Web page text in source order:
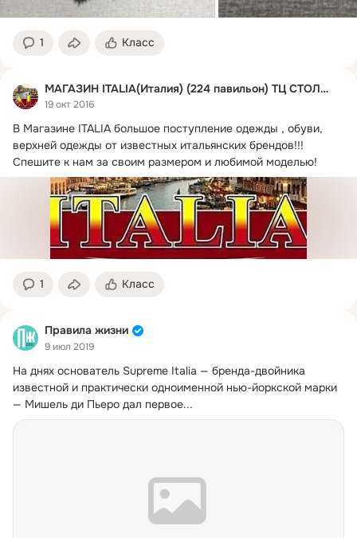
1 Класс
МАГАЗИН ITALIA(Италия) (224 павильон) ТЦ СТОЛИЦА
19 окт 2016
В Магазине ITALIA большое поступление одежды , обуви,
верхней одежды от известных итальянских брендов!!!
Спешите к нам за своим размером и любимой моделью!
1 Класс
Правила жизни
9 июл 2019
На днях основатель Supreme Italia — бренда-двойника
известной и практически одноименной нью-йоркской марки
— Мишель ди Пьеро дал первое...